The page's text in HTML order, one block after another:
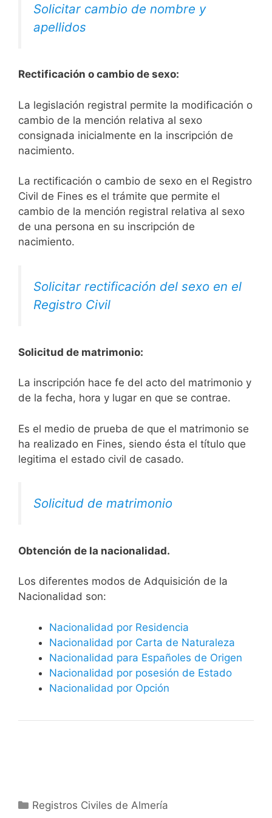
Solicitar cambio de nombre y
apellidos
Rectificación o cambio de sexo:
La legislación registral permite la modificación o
cambio de la mención relativa al sexo
consignada inicialmente en la inscripción de
nacimiento.
La rectificación o cambio de sexo en el Registro
Civil de Fines es el trámite que permite el
cambio de la mención registral relativa al sexo
de una persona en su inscripción de
nacimiento.
Solicitar rectificación del sexo en el
Registro Civil
Solicitud de matrimonio:
La inscripción hace fe del acto del matrimonio y
de la fecha, hora y lugar en que se contrae.
Es el medio de prueba de que el matrimonio se
ha realizado en Fines, siendo ésta el título que
legitima el estado civil de casado.
Solicitud de matrimonio
Obtención de la nacionalidad.
​​​Los diferentes modos de Adquisición de la
Nacionalidad son:
Nacionalidad por Residencia
Nacionalidad por Carta de Naturaleza
Nacionalidad para Españoles de Origen
Nacionalidad por posesión de Estado
Nacionalidad por Opción
Categorías
Registros Civiles de Almería